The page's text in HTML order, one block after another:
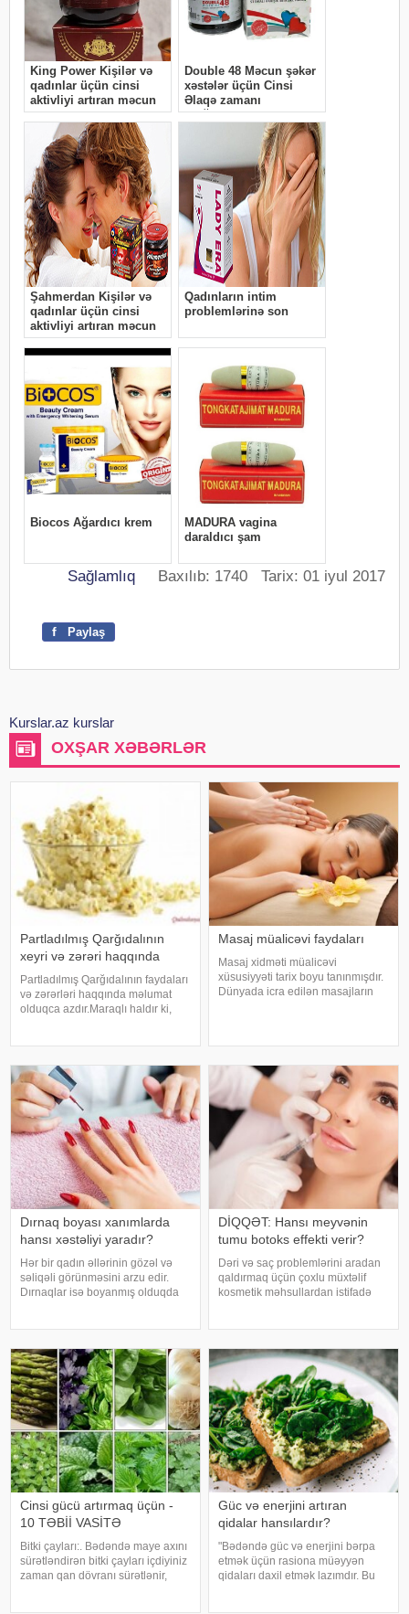
Sağlamlıq Baxılıb: 1740 Tarix: 01 iyul 2017
f Paylaş
Kurslar.az kurslar
OXŞAR XƏBƏRLƏR
Partladılmış Qarğıdalının
xeyri və zərəri haqqında
Partladılmış Qarğıdalının faydaları
və zərərləri haqqında məlumat
olduqca azdır.Maraqlı haldır ki,
qidanın hava, su qədər
vacibiyyətin
Masaj müalicəvi faydaları
Masaj xidməti müalicəvi
xüsusiyyəti tarix boyu tanınmışdır.
Dünyada icra edilən masajların
Dırnaq boyası xanımlarda
hansı xəstəliyi yaradır?
Hər bir qadın əllərinin gözəl və
səliqəli görünməsini arzu edir.
Dırnaqlar isə boyanmış olduqda
dırnaq boyalarının müxtəli
DİQQƏT: Hansı meyvənin
tumu botoks effekti verir?
Dəri və saç problemlərini aradan
qaldırmaq üçün çoxlu müxtəlif
kosmetik məhsullardan istifadə
ola biləcəyini bildirirlər. xəbər verir
ki
Cinsi gücü artırmaq üçün -
10 TƏBİİ VASİTƏ
Bitki çayları:. Bədəndə maye axını
sürətləndirən bitki çayları içdiyiniz
zaman qan dövranı sürətlənir,
Güc və enerjini artıran
qidalar hansılardır?
"Bədəndə güc və enerjini bərpa
etmək üçün rasiona müəyyən
qidaları daxil etmək lazımdır. Bu